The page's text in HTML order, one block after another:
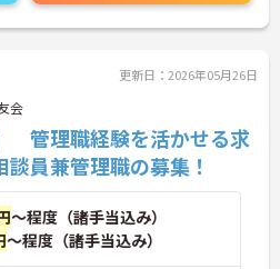
更新日：2026年05月26日
会
管理職経験を活かせる求
員兼管理職の募集！
～程度（諸手当込み）
～程度（諸手当込み）